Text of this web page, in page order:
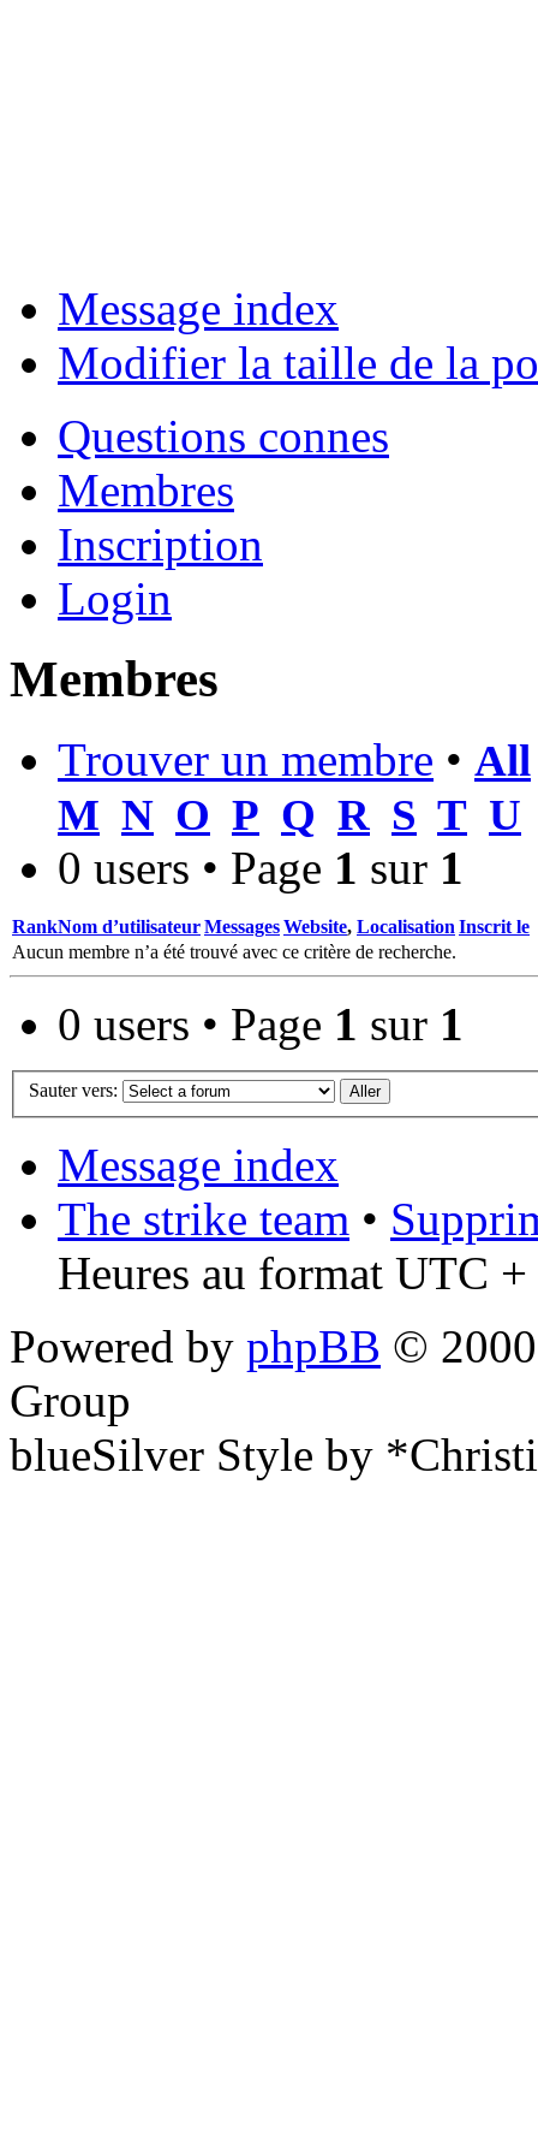
Message index
Modifier la taille de la
Questions connes
Membres
Inscription
Login
Membres
Trouver un membre • All
M N O P Q R S T U
0 users • Page 1 sur 1
RankNom d’utilisateurMessagesWebsite, Localisation Inscrit le
Aucun membre n’a été trouvé avec ce critère de recherche.
0 users • Page 1 sur 1
Sauter vers:
Message index
The strike team •
Heures au format UTC
Powered by phpBB ©
Group
blueSilver Style by